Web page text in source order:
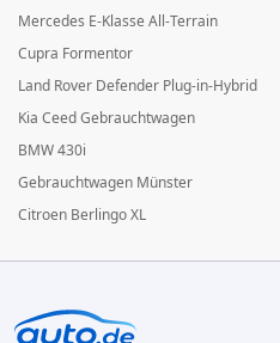
Mercedes E-Klasse All-Terrain
Cupra Formentor
Land Rover Defender Plug-in-Hybrid
Kia Ceed Gebrauchtwagen
BMW 430i
Gebrauchtwagen Münster
Citroen Berlingo XL